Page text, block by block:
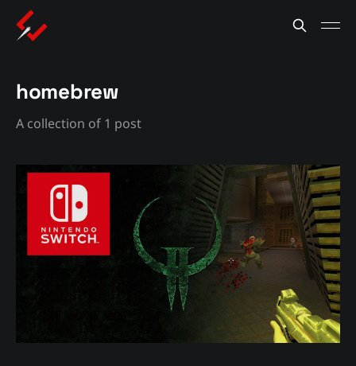
homebrew
A collection of 1 post